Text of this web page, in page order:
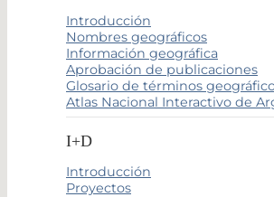
Introducción
Nombres geográficos
Información geográfica
Aprobación de publicaciones
Glosario de términos
Atlas Nacional Interactivo de
I+D
Introducción
Proyectos